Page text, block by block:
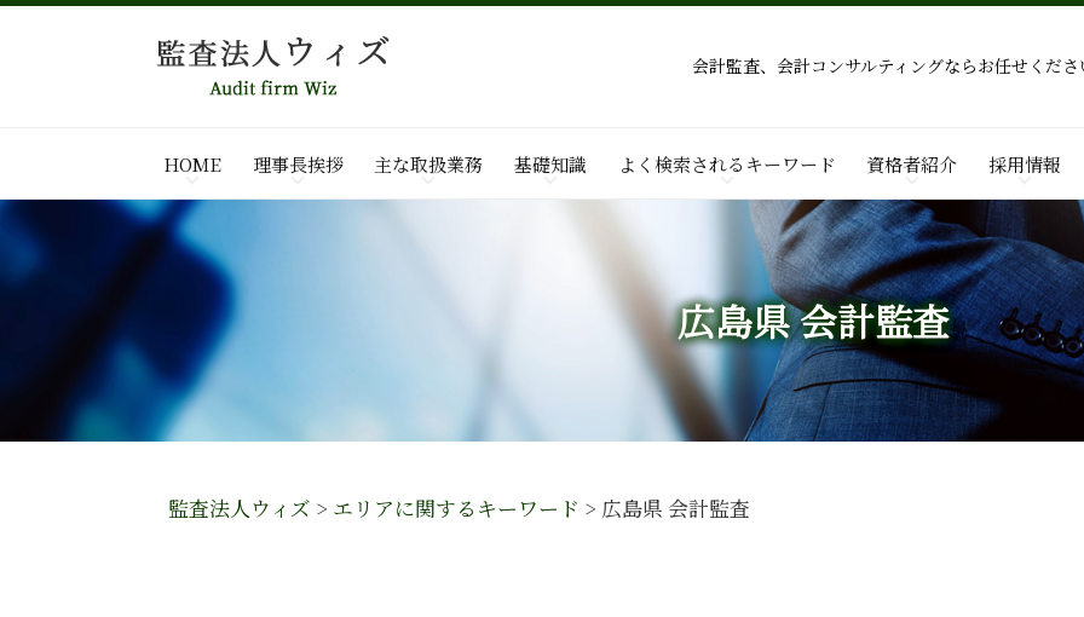
広島県 会計監査
会計監査、会計コンサルティングならお任せくださ
HOME 理事長挨拶 主な取扱業務 基礎知識 よく検索されるキーワード 資格者紹介 採用情報
監査法人ウィズ > エリアに関するキーワード > 広島県 会計監査